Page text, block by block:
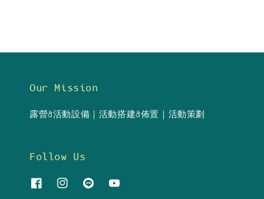
Our Mission
露營&活動設備｜活動搭建&佈置｜活動策劃
Follow Us